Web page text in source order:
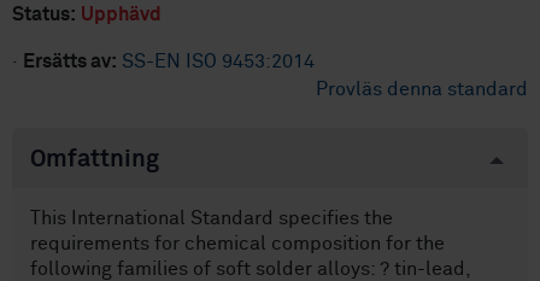
Status: Upphävd
· Ersätts av: SS-EN ISO 9453:2014
Provläs denna standard
Omfattning
This International Standard specifies the
requirements for chemical composition for the
following families of soft solder alloys: ? tin-lead,